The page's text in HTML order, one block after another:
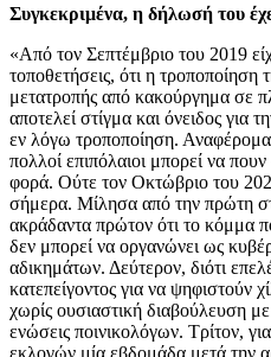
Συγκεκριμένα, η δήλωσή του
«Από τον Σεπτέμβριο του 2019
τοποθετήσεις, ότι η τροποποίηση
μετατροπής από κακούργημα σε
αποτελεί στίγμα και όνειδος για
εν λόγω τροποποίηση.
πολλοί επιπόλαιοι μπορεί να
φορά. Ούτε τον Οκτώβριο του
σήμερα. Μίλησα από την πρώτη
ακράδαντα πρώτον ότι το κόμμα
δεν μπορεί να οργανώνει ως
αδικημάτων. Δεύτερον, διότι
κατεπείγοντος για να ψηφιστούν
χωρίς ουσιαστική διαβούλευση με
ενώσεις ποινικολόγων. Τρίτον,